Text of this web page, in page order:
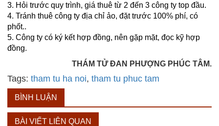
3. Hỏi trước quy trình, giá thuê từ 2 đến 3 công ty top đầu.
4. Tránh thuê công ty địa chỉ ảo, đặt trước 100% phí, có
phốt..
5. Công ty có ký kết hợp đồng, nên gặp mặt, đọc kỹ hợp
đồng.
THÁM TỬ ĐAN PHƯỢNG PHÚC TÂM.
Tags: tham tu ha noi, tham tu phuc tam
BÌNH LUẬN
BÀI VIẾT LIÊN QUAN